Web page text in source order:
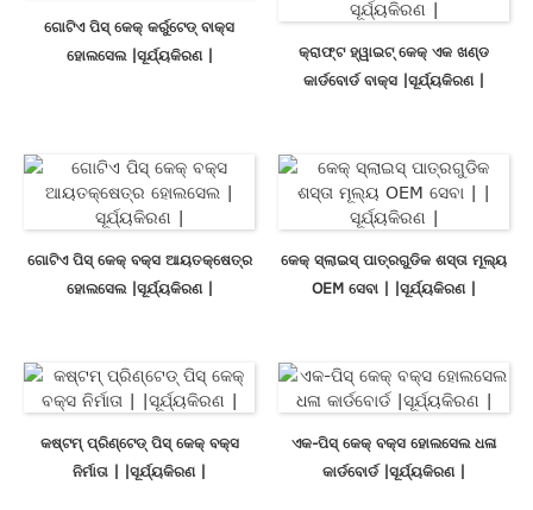
ଗୋଟିଏ ପିସ୍ କେକ୍ କର୍ରୁଟେଡ୍ ବାକ୍ସ
ହୋଲସେଲ |ସୂର୍ଯ୍ୟକିରଣ |
କ୍ରାଫ୍ଟ ହ୍ୱାଇଟ୍ କେକ୍ ଏକ ଖଣ୍ଡ
କାର୍ଡବୋର୍ଡ ବାକ୍ସ |ସୂର୍ଯ୍ୟକିରଣ |
ଗୋଟିଏ ପିସ୍ କେକ୍ ବକ୍ସ ଆୟତକ୍ଷେତ୍ର
ହୋଲସେଲ |ସୂର୍ଯ୍ୟକିରଣ |
କେକ୍ ସ୍ଲାଇସ୍ ପାତ୍ରଗୁଡିକ ଶସ୍ତା ମୂଲ୍ୟ
OEM ସେବା | |ସୂର୍ଯ୍ୟକିରଣ |
କଷ୍ଟମ୍ ପ୍ରିଣ୍ଟେଡ୍ ପିସ୍ କେକ୍ ବକ୍ସ
ନିର୍ମାତା | |ସୂର୍ଯ୍ୟକିରଣ |
ଏକ-ପିସ୍ କେକ୍ ବକ୍ସ ହୋଲସେଲ ଧଳା
କାର୍ଡବୋର୍ଡ |ସୂର୍ଯ୍ୟକିରଣ |